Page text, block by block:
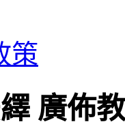
策
廣佈